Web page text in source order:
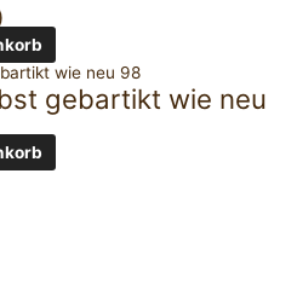
gebartikt wie neu